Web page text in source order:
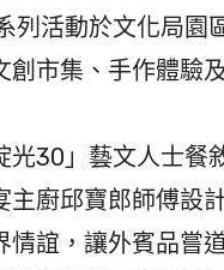
列活動於文化局園
創市集、手作體驗
30」藝文人士餐
廚邱寶郎師傅設
情誼，讓外賓品嘗